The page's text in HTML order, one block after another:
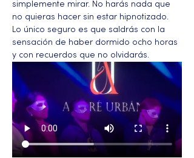
simplemente mirar. No harás nada que
no quieras hacer sin estar hipnotizado.
Lo único seguro es que saldrás con la
sensación de haber dormido ocho horas
y con recuerdos que no olvidarás.